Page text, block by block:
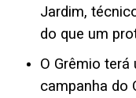
Jardim,
do que um
O Grêmio
campanha do